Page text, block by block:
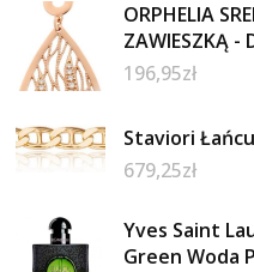
ORPHELIA
ZAWIESZKĄ -
196,95zł
Staviori
679,25zł
Yves Saint
Green Woda